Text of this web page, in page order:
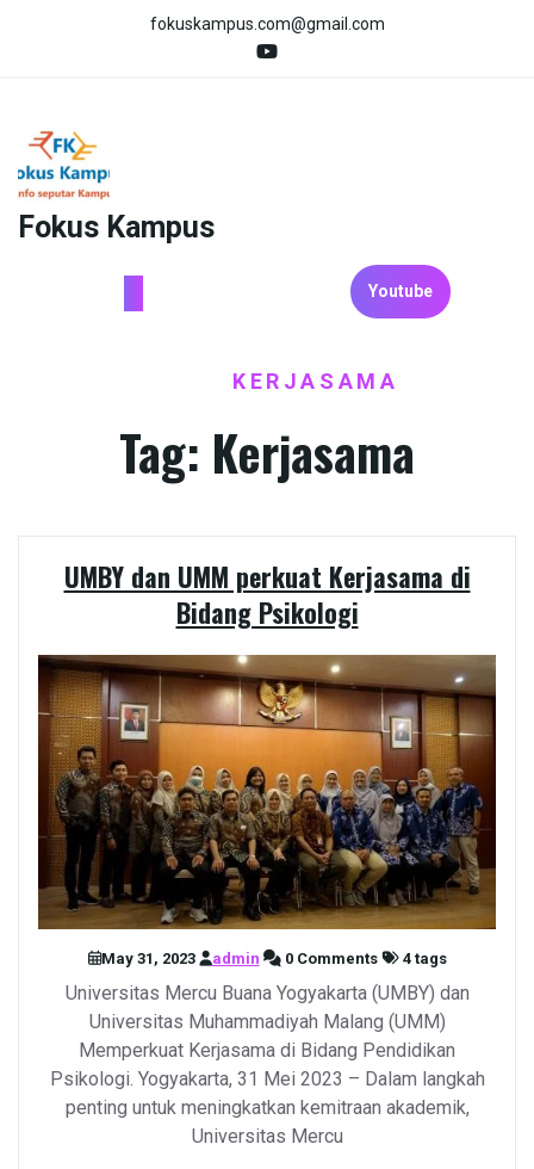
fokuskampus.com@gmail.com
Fokus Kampus
Youtube
KERJASAMA
Tag: Kerjasama
UMBY dan UMM perkuat Kerjasama di
Bidang Psikologi
May 31, 2023 admin 0 Comments 4 tags
Universitas Mercu Buana Yogyakarta (UMBY) dan
Universitas Muhammadiyah Malang (UMM)
Memperkuat Kerjasama di Bidang Pendidikan
Psikologi. Yogyakarta, 31 Mei 2023 – Dalam langkah
penting untuk meningkatkan kemitraan akademik,
Universitas Mercu